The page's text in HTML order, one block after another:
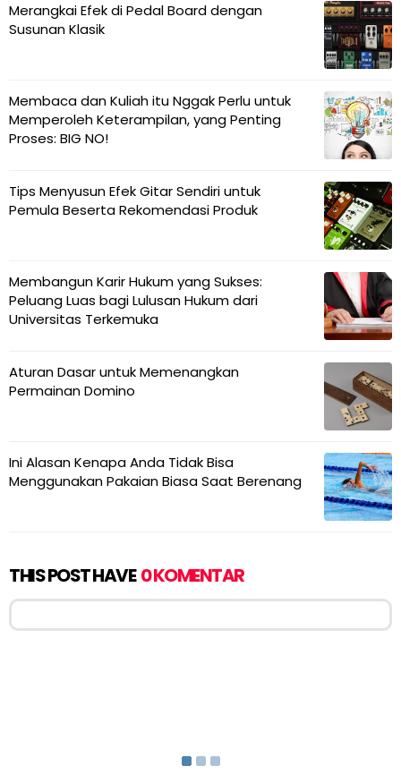
Merangkai Efek di Pedal Board dengan
Susunan Klasik
Membaca dan Kuliah itu Nggak Perlu untuk
Memperoleh Keterampilan, yang Penting
Proses: BIG NO!
Tips Menyusun Efek Gitar Sendiri untuk
Pemula Beserta Rekomendasi Produk
Membangun Karir Hukum yang Sukses:
Peluang Luas bagi Lulusan Hukum dari
Universitas Terkemuka
Aturan Dasar untuk Memenangkan
Permainan Domino
Ini Alasan Kenapa Anda Tidak Bisa
Menggunakan Pakaian Biasa Saat Berenang
THIS POST HAVE 0 KOMENTAR